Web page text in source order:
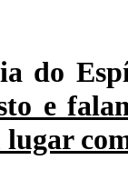
do
e
lugar